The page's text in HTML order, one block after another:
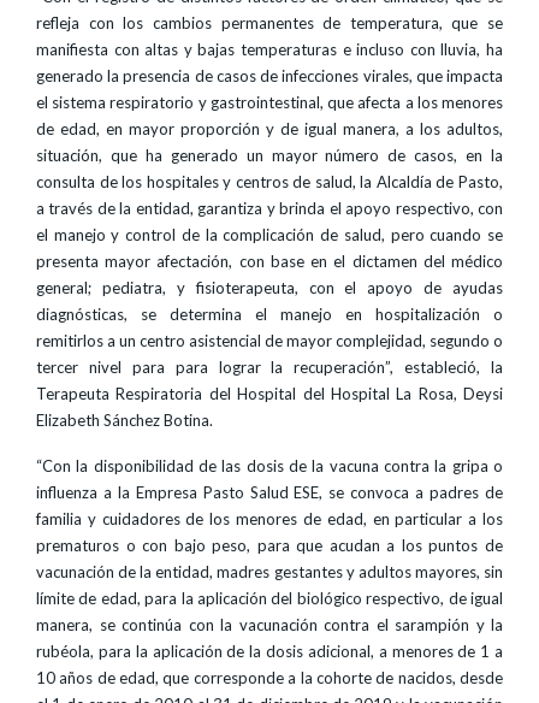
refleja con los cambios permanentes de temperatura, que se
manifiesta con altas y bajas temperaturas e incluso con lluvia, ha
generado la presencia de casos de infecciones virales, que impacta
el sistema respiratorio y gastrointestinal, que afecta a los menores
de edad, en mayor proporción y de igual manera, a los adultos,
situación, que ha generado un mayor número de casos, en la
consulta de los hospitales y centros de salud, la Alcaldía de Pasto,
a través de la entidad, garantiza y brinda el apoyo respectivo, con
el manejo y control de la complicación de salud, pero cuando se
presenta mayor afectación, con base en el dictamen del médico
general; pediatra, y fisioterapeuta, con el apoyo de ayudas
diagnósticas, se determina el manejo en hospitalización o
remitirlos a un centro asistencial de mayor complejidad, segundo o
tercer nivel para para lograr la recuperación”, estableció, la
Terapeuta Respiratoria del Hospital del Hospital La Rosa, Deysi
Elizabeth Sánchez Botina.
“Con la disponibilidad de las dosis de la vacuna contra la gripa o
influenza a la Empresa Pasto Salud ESE, se convoca a padres de
familia y cuidadores de los menores de edad, en particular a los
prematuros o con bajo peso, para que acudan a los puntos de
vacunación de la entidad, madres gestantes y adultos mayores, sin
límite de edad, para la aplicación del biológico respectivo, de igual
manera, se continúa con la vacunación contra el sarampión y la
rubéola, para la aplicación de la dosis adicional, a menores de 1 a
10 años de edad, que corresponde a la cohorte de nacidos, desde